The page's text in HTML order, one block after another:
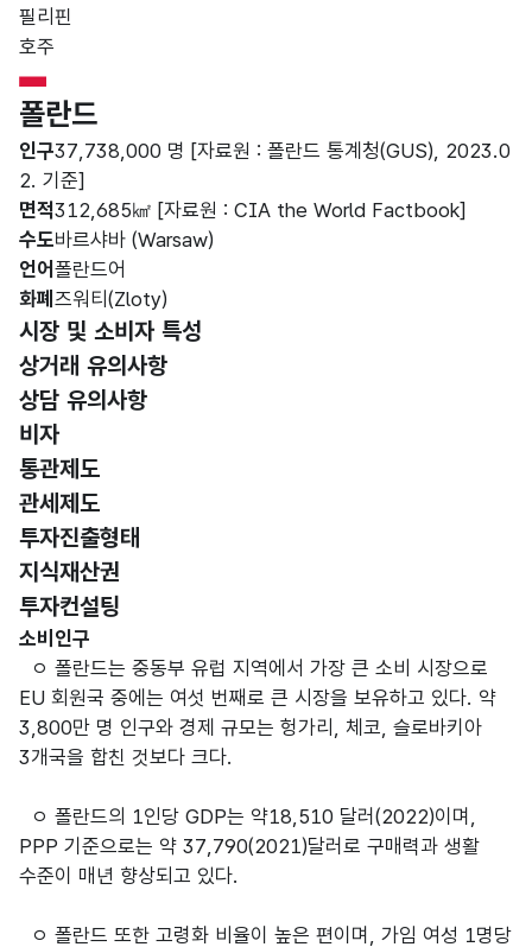
필리핀
호주
Poland Flag
폴란드
인구37,738,000 명 [자료원 : 폴란드 통계청(GUS), 2023.0
2. 기준]
면적312,685㎢ [자료원 : CIA the World Factbook]
수도바르샤바 (Warsaw)
언어 폴란드어
화폐 즈워티(Zloty)
선택됨
시장 및 소비자 특성
상거래 유의사항
상담 유의사항
비자
통관제도
관세제도
투자진출형태
지식재산권
투자컨설팅
시장 및 소비자 특성
소비인구
ㅇ 폴란드는 중동부 유럽 지역에서 가장 큰 소비 시장으로
EU 회원국 중에는 여섯 번째로 큰 시장을 보유하고 있다. 약
3,800만 명 인구와 경제 규모는 헝가리, 체코, 슬로바키아
3개국을 합친 것보다 크다.
ㅇ 폴란드의 1인당 GDP는 약18,510 달러(2022)이며,
PPP 기준으로는 약 37,790(2021)달러로 구매력과 생활
수준이 매년 향상되고 있다.
ㅇ 폴란드 또한 고령화 비율이 높은 편이며, 가임 여성 1명당